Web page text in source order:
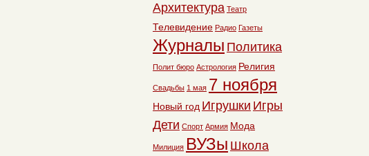
Архитектура Театр
Телевидение Радио Газеты
Журналы Политика
Полит бюро Астрология Религия
Свадьбы 1 мая 7 ноября
Новый год Игрушки Игры
Дети Спорт Армия Мода
Милиция ВУЗы Школа